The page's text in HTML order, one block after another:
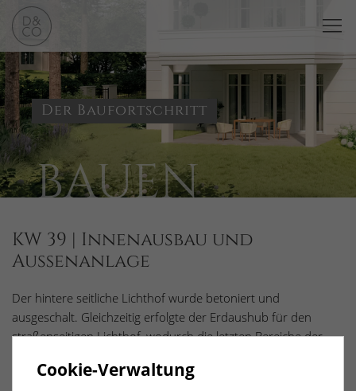
Der Baufortschritt
BAUEN
KW 39 | Innenausbau und
Außenanlage
Der hintere seitliche Lichthof wurde betoniert und
ausgeschalt. Gleichzeitig erfolgte der Erdaushub für den
straßenseitigen Lichthof, wodurch die letzten Bereiche der
die Fliesenarbeiten weiter voran – Akzentfliesen in
Cookie-Verwaltung